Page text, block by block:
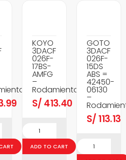
KOYO
3DACF
026F-
17BS-
AMFG
–
Rodamientos
S/ 413.40
ADD TO CART
GOTO
3DACF
026F-
15DS
ABS =
42450-
06130
–
S/ 113.13